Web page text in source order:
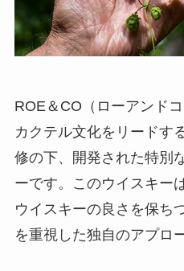
ROE＆CO（ローアンド
カクテル文化をリードす
修の下、開発された特別
ーです。このウイスキー
ウイスキーの良さを保ち
を重視した独自のアプロ